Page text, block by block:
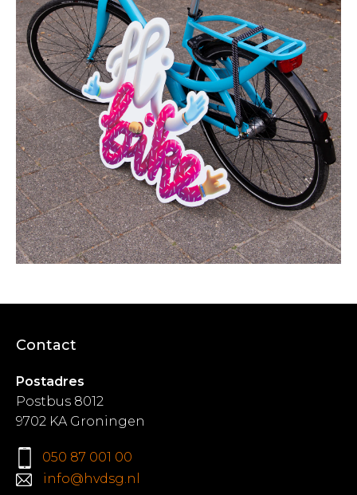
Contact
Postadres
Postbus 8012
9702 KA Groningen
050 87 001 00
info@hvdsg.nl